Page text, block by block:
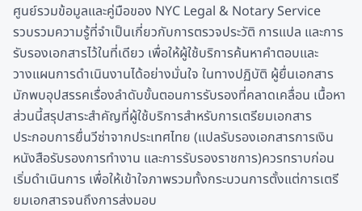
ศูนย์รวมข้อมูลและคู่มือของ NYC Legal & Notary Service
รวบรวมความรู้ที่จำเป็นเกี่ยวกับการตรวจประวัติ การแปล และการ
รับรองเอกสารไว้ในที่เดียว เพื่อให้ผู้ใช้บริการค้นหาคำตอบและ
วางแผนการดำเนินงานได้อย่างมั่นใจ ในทางปฏิบัติ ผู้ยื่นเอกสาร
มักพบอุปสรรคเรื่องลำดับขั้นตอนการรับรองที่คลาดเคลื่อน เนื้อหา
ส่วนนี้สรุปสาระสำคัญที่ผู้ใช้บริการสำหรับการเตรียมเอกสาร
ประกอบการยื่นวีซ่าจากประเทศไทย (แปลรับรองเอกสารการเงิน
หนังสือรับรองการทำงาน และการรับรองราชการ)ควรทราบก่อน
เริ่มดำเนินการ เพื่อให้เข้าใจภาพรวมทั้งกระบวนการตั้งแต่การเตรี
ยมเอกสารจนถึงการส่งมอบ